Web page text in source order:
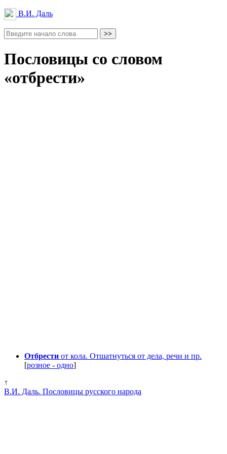
В.И. Даль
Пословицы со словом
«отбрести»
Отбрести от кола. Отшатнуться от дела, речи и пр.
[розное - одно]
↑
В.И. Даль. Пословицы русского народа